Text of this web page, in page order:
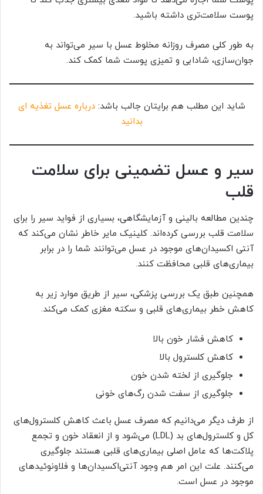
پوست سلامت‌تری داشته باشید.
به طور کلی مصرف روزانه مخلوط عسل با سیر می‌تواند به
جوان‌سازی، شادابی و تمیزی پوست شما کمک کند.
شاید این مطلب هم برایتان جالب باشد:درباره عسل تغذیه ای
بدانید
سیر و عسل تضمینی برای سلامت
قلب
چندین مطالعه بالینی و آزمایشگاهی، بسیاری از فواید سیر را برای
سلامت قلب بررسی کرده‌اند. کلینیک مایر خاطر نشان می‌کند که
آنتی اکسیدان‌های موجود در عسل می‌توانند شما را در برابر
بیماری‌های قلبی محافظت کنند.
همچنین طبق یک بررسی پزشکی، سیر از طریق موارد زیر به
کاهش خطر بیماری‌های قلبی و سکته مغزی کمک می‌کند.
کاهش فشار خون بالا
کاهش کلسترول بالا
جلوگیری از لخته شدن خون
جلوگیری از سفت شدن رگ‌های خونی
از طرف دیگر می‌دانیم که مصرف عسل باعث کاهش کلسترول‌های
کل و کلسترول‌های بد (LDL) می‌شود و از انعقاد خون و تجمع
پلاکت‌ها که عامل اصلی بیماری‌های قلبی هستند جلوگیری
می‌کنند. علت این امر هم وجود آنتی‌اکسیدان‌ها و فلاونوئید‌های
موجود در عسل است.